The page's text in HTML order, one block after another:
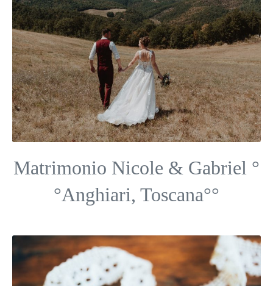
Matrimonio Nicole & Gabriel °
°Anghiari, Toscana°°